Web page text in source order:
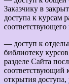
Заказчику в
доступа к курсам
соответствующего
— доступ к
библиотеку
разделе Сайта
соответствующий
открытия